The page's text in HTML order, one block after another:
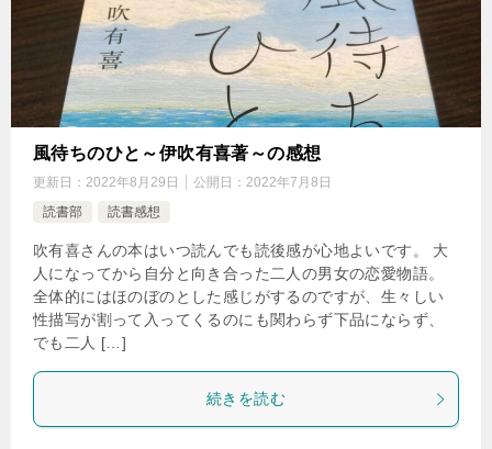
風待ちのひと～伊吹有喜著～の感想
更新日： 2022年8月29日 公開日： 2022年7月8日
読書部
読書感想
吹有喜さんの本はいつ読んでも読後感が心地よいです。 大
人になってから自分と向き合った二人の男女の恋愛物語。
全体的にはほのぼのとした感じがするのですが、生々しい
性描写が割って入ってくるのにも関わらず下品にならず、
でも二人 […]
続きを読む